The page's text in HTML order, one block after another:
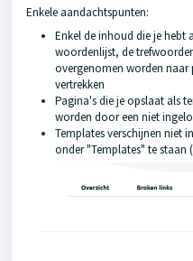
Enkele aandachtspunten:
Enkel de inhoud die je hebt
woordenlijst, de
overgenomen worden naar
vertrekken
Pagina's die je opslaat als
worden door een niet
Templates verschijnen niet
onder "Templates" te staan